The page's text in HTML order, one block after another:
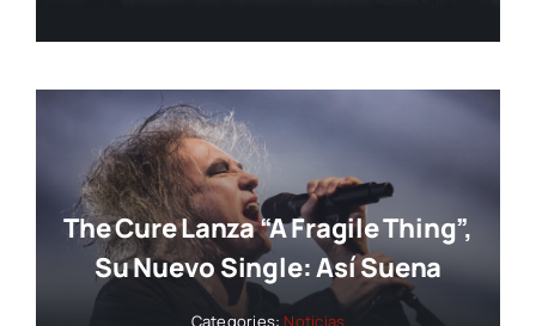
The Cure Lanza “A Fragile Thing”,
Su Nuevo Single: Así Suena
Categories: Noticias